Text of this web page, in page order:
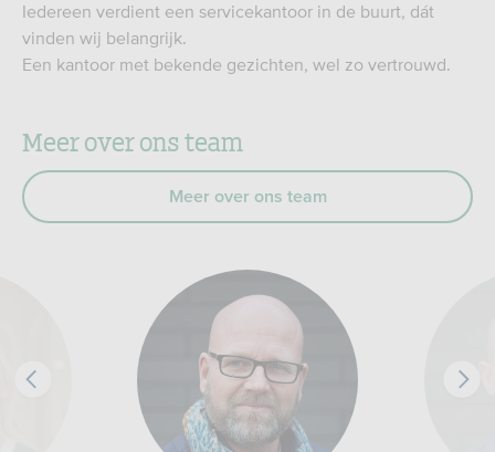
Iedereen verdient een servicekantoor in de buurt, dát
vinden wij belangrijk.
Een kantoor met bekende gezichten, wel zo vertrouwd.
Meer over ons team
Meer over ons team